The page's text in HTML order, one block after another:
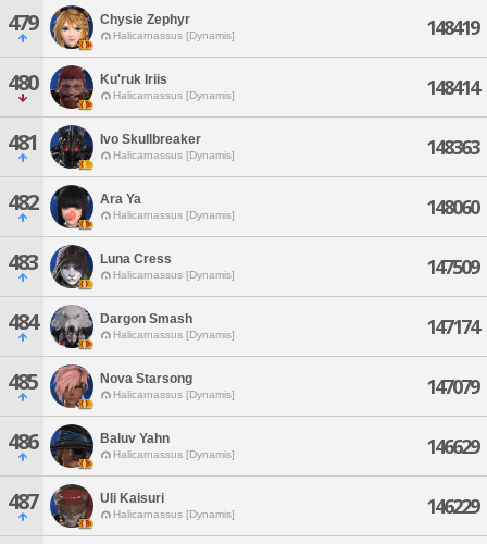
479 Chysie Zephyr
Halicarnassus [Dynamis] 148419
480 Ku'ruk Iriis
Halicarnassus [Dynamis] 148414
481 Ivo Skullbreaker
Halicarnassus [Dynamis] 148363
482 Ara Ya
Halicarnassus [Dynamis] 148060
483 Luna Cress
Halicarnassus [Dynamis] 147509
484 Dargon Smash
Halicarnassus [Dynamis] 147174
485 Nova Starsong
Halicarnassus [Dynamis] 147079
486 Baluv Yahn
Halicarnassus [Dynamis] 146629
487 Uli Kaisuri
Halicarnassus [Dynamis] 146229